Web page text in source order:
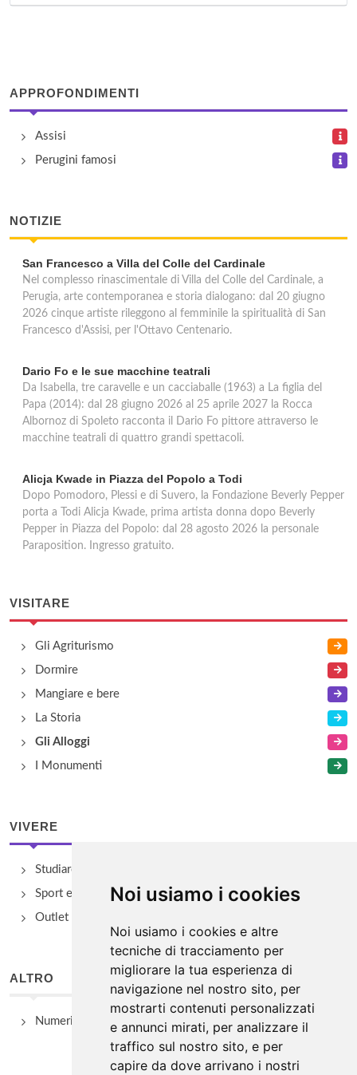
Noi usiamo i cookies
Noi usiamo i cookies e altre
tecniche di tracciamento per
migliorare la tua esperienza di
navigazione nel nostro sito, per
mostrarti contenuti personalizzati
e annunci mirati, per analizzare il
traffico sul nostro sito, e per
capire da dove arrivano i nostri
Il Palazzo
Isola Verde
APPROFONDIMENTI
Assisi
Perugini famosi
NOTIZIE
San Francesco a Villa del Colle del Cardinale
Nel complesso rinascimentale di Villa del Colle del Cardinale, a
Perugia, arte contemporanea e storia dialogano: dal 20 giugno
2026 cinque artiste rileggono al femminile la spiritualità di San
Francesco d'Assisi, per l'Ottavo Centenario.
Dario Fo e le sue macchine teatrali
Da Isabella, tre caravelle e un cacciaballe (1963) a La figlia del
Papa (2014): dal 28 giugno 2026 al 25 aprile 2027 la Rocca
Albornoz di Spoleto racconta il Dario Fo pittore attraverso le
macchine teatrali di quattro grandi spettacoli.
Alicja Kwade in Piazza del Popolo a Todi
Dopo Pomodoro, Plessi e di Suvero, la Fondazione Beverly Pepper
porta a Todi Alicja Kwade, prima artista donna dopo Beverly
Pepper in Piazza del Popolo: dal 28 agosto 2026 la personale
Paraposition. Ingresso gratuito.
VISITARE
Gli Agriturismo
Dormire
Mangiare e bere
La Storia
Gli Alloggi
I Monumenti
VIVERE
Studiare
Sport e Benessere
Outlet e spacci aziendali
ALTRO
Numeri Utili